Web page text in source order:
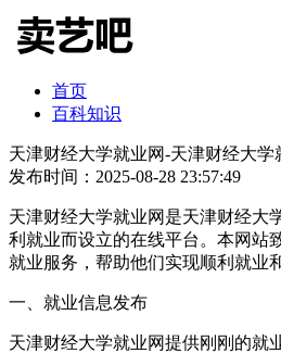
首页
百科知识
天津财经大学就业网-天津财经大学
发布时间：2025-08-28 23:57:49
天津财经大学就业网是天津财经大
利就业而设立的在线平台。本网站
就业服务，帮助他们实现顺利就业
一、就业信息发布
天津财经大学就业网提供刚刚的就